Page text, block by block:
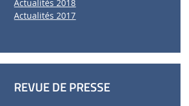
Actualités 2018
Actualités 2017
REVUE DE PRESSE